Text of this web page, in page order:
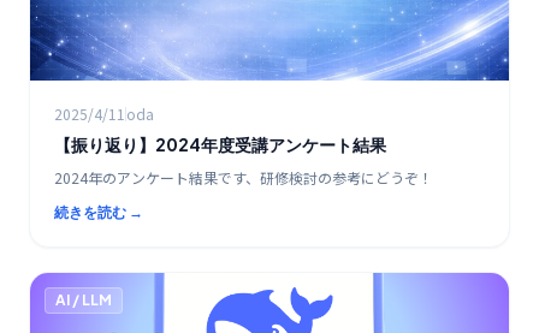
2025/4/11 oda
【振り返り】2024年度受講アンケート結果
2024年のアンケート結果です、研修検討の参考にどうぞ！
続きを読む →
AI / LLM